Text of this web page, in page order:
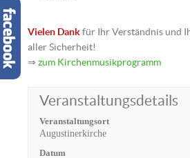
Vielen Dankfür Ihr Verständnis und
aller Sicherheit!
⇒ zum Kirchenmusikprogramm
Veranstaltungsdetails
Veranstaltungsort
Augustinerkirche
Datum